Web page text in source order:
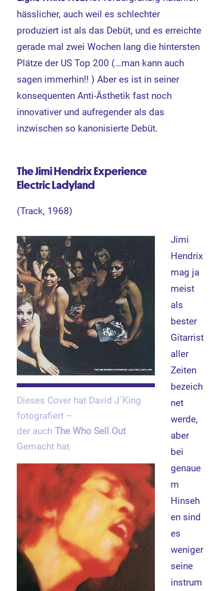
hässlicher, auch weil es schlechter
produziert ist als das Debüt, und es erreichte
gerade mal zwei Wochen lang die hintersten
Plätze der US Top 200 (…man kann auch
sagen immerhin!! ) Aber es ist in seiner
konsequenten Anti-Ästhetik fast noch
innovativer und aufregender als das
inzwischen so kanonisierte Debüt.
The Jimi Hendrix Experience
Electric Ladyland
(Track, 1968)
Dieses Cover hat David J´King
fotografiert –
der auchThe Who Sell Out
Gemacht hat
Jimi
Hendrix
mag ja
meist
als
bester
Gitarrist
aller
Zeiten
bezeich
net
werde,
aber
bei
genaue
m
Hinseh
en sind
es
weniger
seine
instrum